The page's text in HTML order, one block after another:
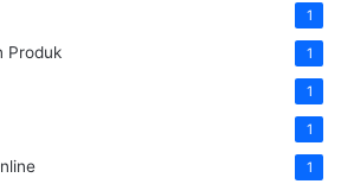
1
Produk 1
1
1
1